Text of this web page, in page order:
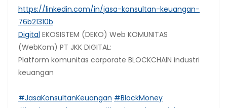
https://linkedin.com/in/jasa-konsultan-keuangan-
76b21310b
Digital EKOSISTEM (DEKO) Web KOMUNITAS
(WebKom) PT JKK DIGITAL:
Platform komunitas corporate BLOCKCHAIN industri
keuangan
#JasaKonsultanKeuangan #BlockMoney